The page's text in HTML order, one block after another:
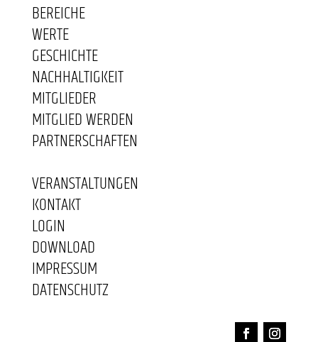
BEREICHE
WERTE
GESCHICHTE
NACHHALTIGKEIT
MITGLIEDER
MITGLIED WERDEN
PARTNERSCHAFTEN
VERANSTALTUNGEN
KONTAKT
LOGIN
DOWNLOAD
IMPRESSUM
DATENSCHUTZ